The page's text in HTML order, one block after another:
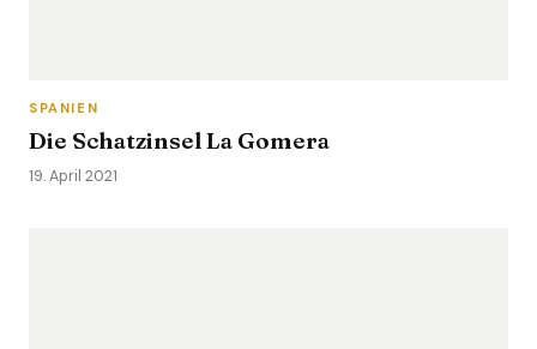
SPANIEN
Die Schatzinsel La Gomera
19. April 2021